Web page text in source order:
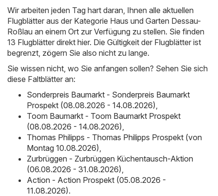
Wir arbeiten jeden Tag hart daran, Ihnen alle aktuellen
Flugblätter aus der Kategorie Haus und Garten Dessau-
Roßlau an einem Ort zur Verfügung zu stellen. Sie finden
13 Flugblätter direkt hier. Die Gültigkeit der Flugblätter ist
begrenzt, zögern Sie also nicht zu lange.
Sie wissen nicht, wo Sie anfangen sollen? Sehen Sie sich
diese Faltblätter an:
Sonderpreis Baumarkt - Sonderpreis Baumarkt
Prospekt (08.08.2026 - 14.08.2026)
Toom Baumarkt - Toom Baumarkt Prospekt
(08.08.2026 - 14.08.2026)
Thomas Philipps - Thomas Philipps Prospekt (von
Montag 10.08.2026)
Zurbrüggen - Zurbrüggen Küchentausch-Aktion
(06.08.2026 - 31.08.2026)
Action - Action Prospekt (05.08.2026 -
11.08.2026).